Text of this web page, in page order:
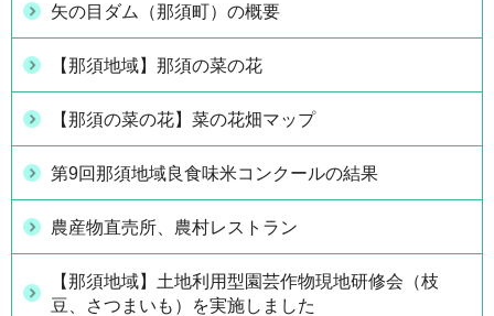
矢の目ダム（那須町）の概要
【那須地域】那須の菜の花
【那須の菜の花】菜の花畑マップ
第9回那須地域良食味米コンクールの結果
農産物直売所、農村レストラン
【那須地域】土地利用型園芸作物現地研修会（枝
豆、さつまいも）を実施しました